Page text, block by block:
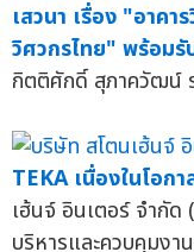
เสวนา เรื่อง "อาค
วิศวกรไทย" พร้อมรั
กิตติศักดิ์ สุภาควัฒน์
TEKA เนื่องในโอก
เฮ้นจ์ อินเตอร์ จำกั
บริหารและควบคุมงา